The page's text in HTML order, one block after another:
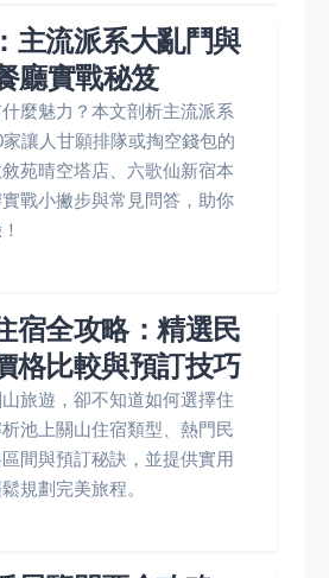
主流派系大亂鬥與
廳實戰秘笈
麼魅力？本文剖析主流派系
讓人甘願排隊或掏空錢包的
苑晴空塔店、六歌仙新宿本
戰小撇步與常見問答，助你
宿全攻略：精選民
格比較與預訂技巧
旅遊，卻不知道如何選擇住
池上關山住宿類型、熱門民
間與預訂秘訣，並提供實用
規劃完美旅程。